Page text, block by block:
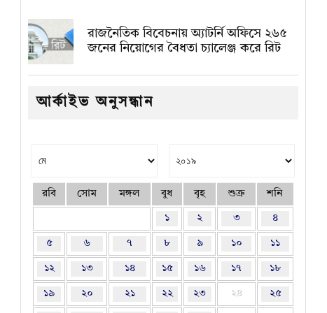
রাজনৈতিক বিবেচনায় অ‍্যাটর্নি অফিসে ২৬৫
জনের নিয়োগের বৈধতা চ্যালেঞ্জ করে রিট
আর্কাইভ অনুসন্ধান
রবি সোম মঙ্গল বুধ বৃহ শুক্র শনি
১ ২ ৩ ৪
৫ ৬ ৭ ৮ ৯ ১০ ১১
১২ ১৩ ১৪ ১৫ ১৬ ১৭ ১৮
১৯ ২০ ২১ ২২ ২৩ ২৪ ২৫